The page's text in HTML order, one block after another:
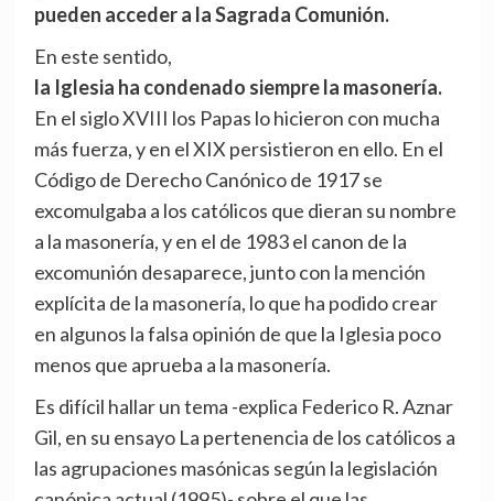
pueden acceder a la Sagrada Comunión.
En este sentido,
la Iglesia ha condenado siempre la masonería.
En el siglo XVIII los Papas lo hicieron con mucha
más fuerza, y en el XIX persistieron en ello. En el
Código de Derecho Canónico de 1917 se
excomulgaba a los católicos que dieran su nombre
a la masonería, y en el de 1983 el canon de la
excomunión desaparece, junto con la mención
explícita de la masonería, lo que ha podido crear
en algunos la falsa opinión de que la Iglesia poco
menos que aprueba a la masonería.
Es difícil hallar un tema -explica Federico R. Aznar
Gil, en su ensayo La pertenencia de los católicos a
las agrupaciones masónicas según la legislación